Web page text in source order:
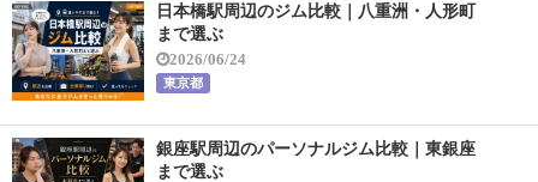
日本橋駅周辺のジム比較｜八重洲・人形町
まで選ぶ
2026/06/24
東京都
銀座駅周辺のパーソナルジム比較｜東銀座
まで選ぶ